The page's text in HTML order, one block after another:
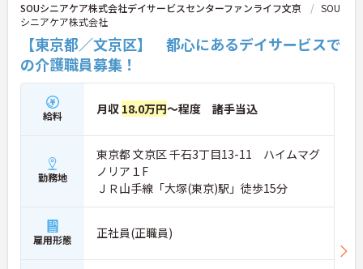
SOUシニアケア株式会社デイサービスセンターファンライフ文京
SOU
シニアケア株式会社
【東京都／文京区】 都心にあるデイサービスで
の介護職員募集！
給料 月収 18.0万円～程度 諸手当込
勤務地
東京都 文京区 千石3丁目13-11 ハイムマグ
ノリア１F
ＪＲ山手線「大塚(東京)駅」徒歩15分
雇用形態 正社員(正職員)